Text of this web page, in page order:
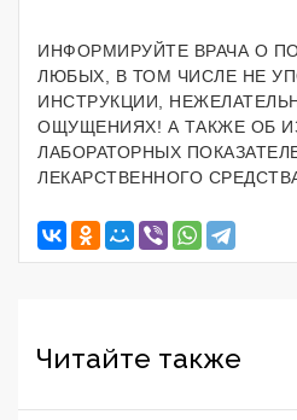
ИНФОРМИРУЙТЕ ВРАЧА О
ЛЮБЫХ, В ТОМ ЧИСЛЕ НЕ
ИНСТРУКЦИИ,
ОЩУЩЕНИЯХ! А ТАКЖЕ ОБ
ЛАБОРАТОРНЫХ
ЛЕКАРСТВЕННОГО
Читайте также